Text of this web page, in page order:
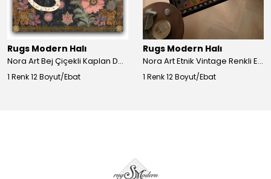
Rugs Modern Halı
Nora Art Bej Çiçekli Kaplan Desenli Dokuma Taban Dekoratif Salon Halısı 61
1 Renk 12 Boyut/Ebat
Rugs Modern Halı
Nora Art Etnik Vintage Renkli Eskitme Dokuma Taban Dekoratif Salon Halısı 63
1 Renk 12 Boyut/Ebat